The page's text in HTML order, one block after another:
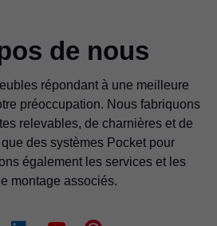
de nous
répondant à une meilleure
préoccupation. Nous fabriquons
relevables, de charnières et de
des systèmes Pocket pour
également les services et les
montage associés.